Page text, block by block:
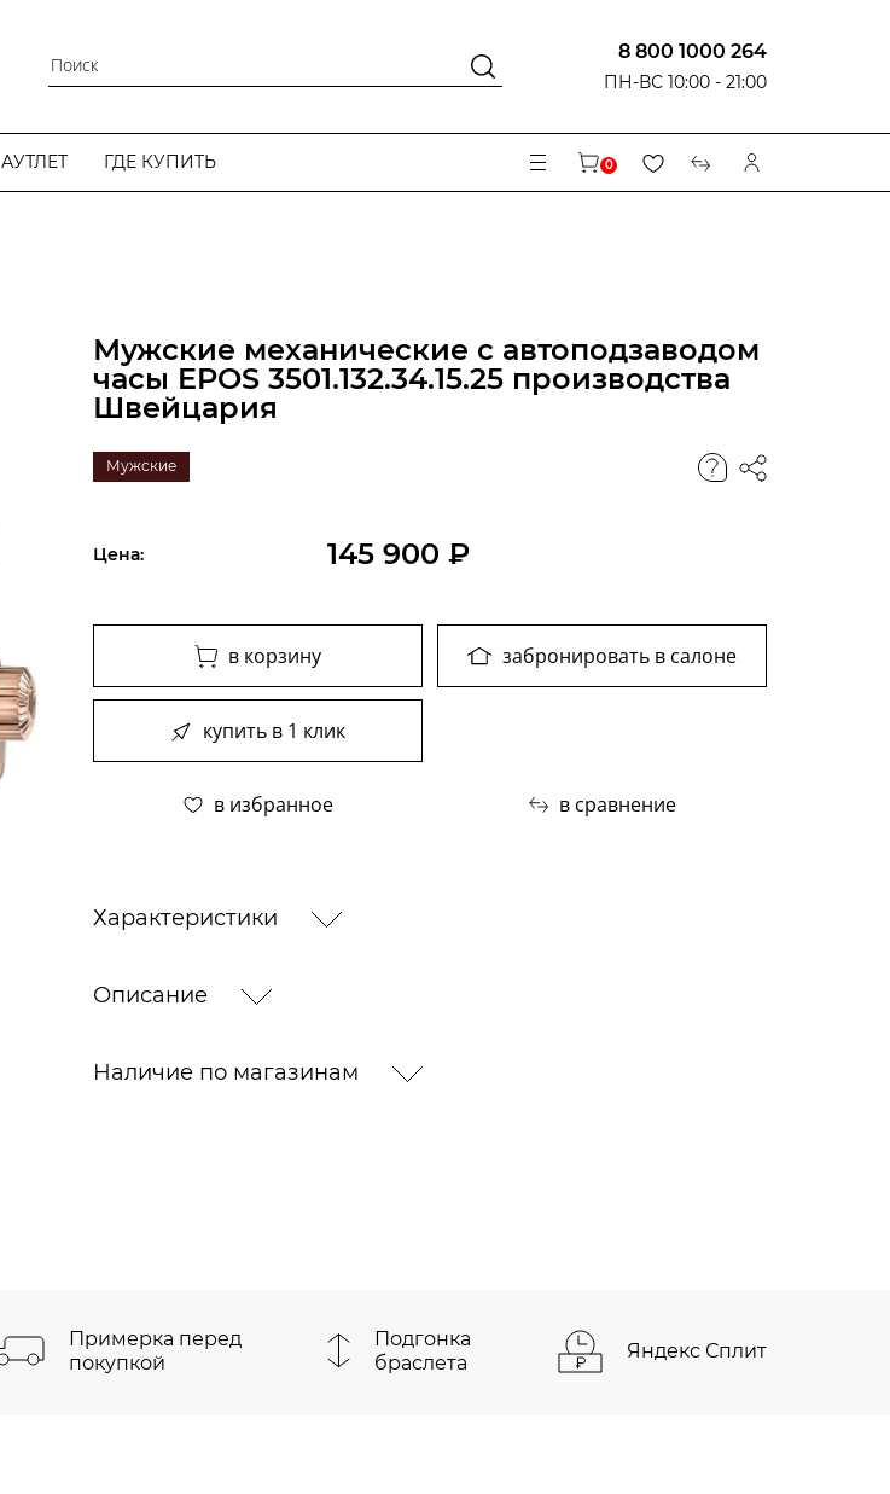
8 800 1000 264
ПН-ВС 10:00 - 21:00
АУТЛЕТ ГДЕ КУПИТЬ 0
Мужские механические с автоподзаводом
часы EPOS 3501.132.34.15.25 производства
Швейцария
Мужские
Цена: 145 900 ₽
в корзину забронировать в салоне
купить в 1 клик
в избранное в сравнение
Характеристики
Описание
Наличие по магазинам
Примерка перед
покупкой
Подгонка
браслета
Яндекс Сплит